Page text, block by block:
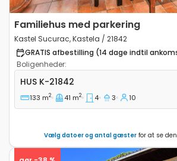
Familiehus med parkering
Kastel Sucurac, Kastela / 21842
GRATIS afbestilling (14 dage indtil
Boligenheder:
Fire-værelses hus Kastel Sucurac,
HUS K-21842
133 m2 41 m2 4 3 10
Vælg datoer og antal gæster for at se